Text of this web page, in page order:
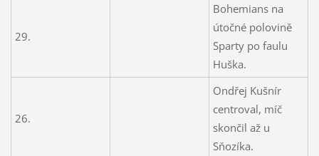
29.
Bohemians na
útočné polovině
Sparty po faulu
Huška.
26.
Ondřej Kušnír
centroval, míč
skončil až u
Sňozíka.